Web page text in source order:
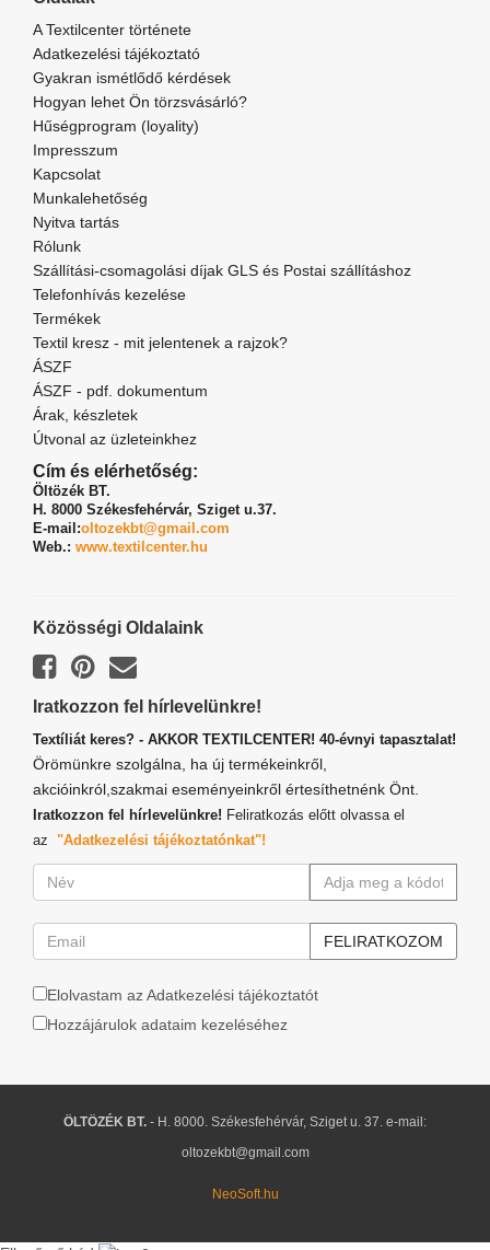
A Textilcenter története
Adatkezelési tájékoztató
Gyakran ismétlődő kérdések
Hogyan lehet Ön törzsvásárló?
Hűségprogram (loyality)
Impresszum
Kapcsolat
Munkalehetőség
Nyitva tartás
Rólunk
Szállítási-csomagolási díjak GLS és Postai szállításhoz
Telefonhívás kezelése
Termékek
Textil kresz - mit jelentenek a rajzok?
ÁSZF
ÁSZF - pdf. dokumentum
Árak, készletek
Útvonal az üzleteinkhez
Cím és elérhetőség:
Öltözék BT.
H. 8000 Székesfehérvár, Sziget u.37.
E-mail:oltozekbt@gmail.com
Web.: www.textilcenter.hu
Közösségi Oldalaink
Iratkozzon fel hírlevelünkre!
Textíliát keres? - AKKOR TEXTILCENTER! 40-évnyi tapasztalat!
Örömünkre szolgálna, ha új termékeinkről,
akcióinkról,szakmai eseményeinkről értesíthetnénk Önt.
Iratkozzon fel hírlevelünkre! Feliratkozás előtt olvassa el
az "Adatkezelési tájékoztatónkat"!
Elolvastam az Adatkezelési tájékoztatót
Hozzájárulok adataim kezeléséhez
ÖLTÖZÉK BT. - H. 8000. Székesfehérvár, Sziget u. 37. e-mail:
oltozekbt@gmail.com
NeoSoft.hu